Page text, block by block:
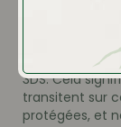
Aucune
Cyberplus
3DS. Cela
transitent sur
protégées, et